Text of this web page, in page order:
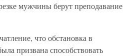
мужчины берут преподавание
что обстановка в
призвана способствовать